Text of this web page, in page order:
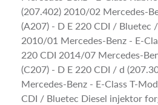
(207.402) 2010/02 Mercedes-
(A207) - D E 220 CDI / Bluetec
2010/01 Mercedes-Benz - E-
220 CDI 2014/07 Mercedes-
(C207) - D E 220 CDI / d
Mercedes-Benz - E-Class T-
CDI / Bluetec Diesel injektor